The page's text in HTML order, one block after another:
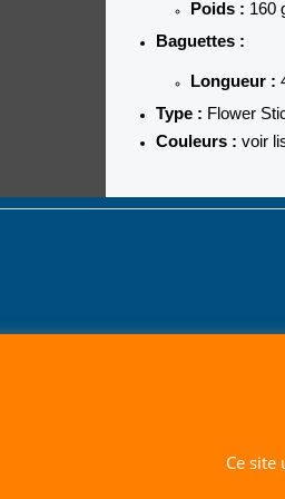
Poids : 160
Baguettes :
Longueur :
Type : Flower
Couleurs : voir
Ce